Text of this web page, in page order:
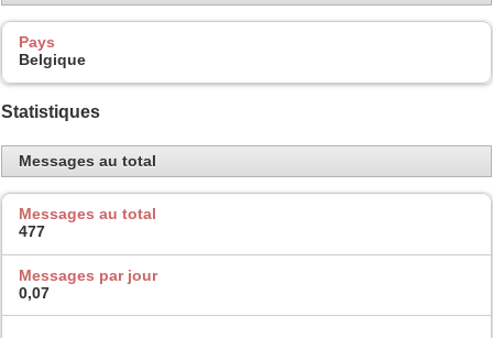
Pays
Belgique
Statistiques
Messages au total
Messages au total
477
Messages par jour
0,07